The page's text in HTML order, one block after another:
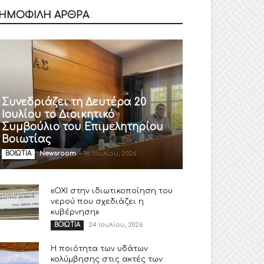
ΑΡΘΡΑ
Συνεδριάζει τη Δευτέρα 20
Ιουλίου το Διοικητικό
Συμβούλιο του Επιμελητηρίου
Βοιωτίας
ΒΟΙΩΤΙΑ Newsroom - 18 Ιουλίου, 2026
«ΟΧΙ στην ιδιωτικοποίηση του
νερού που σχεδιάζει η
κυβέρνηση»
ΒΟΙΩΤΙΑ 24 Ιουλίου, 2026
Η ποιότητα των υδάτων
κολύμβησης στις ακτές των